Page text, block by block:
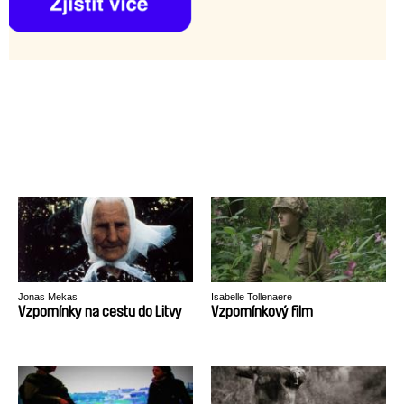
Jonas Mekas
Vzpomínky na cestu do Litvy
Isabelle Tollenaere
Vzpomínkový film